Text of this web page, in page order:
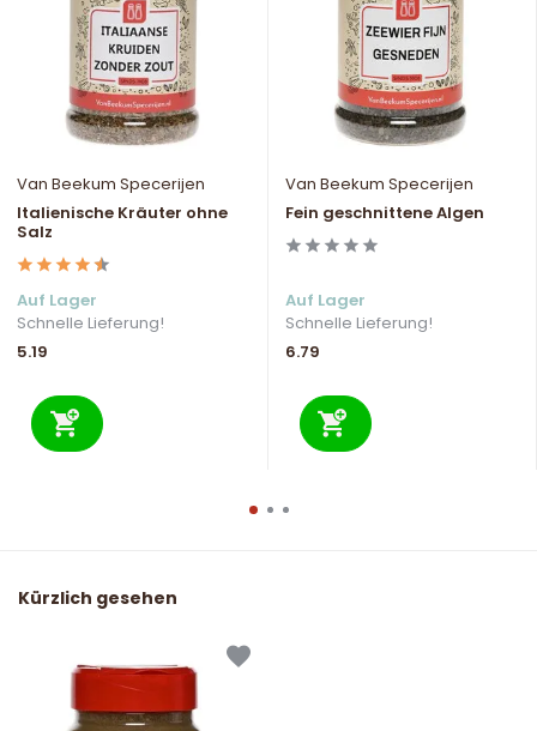
Van Beekum Specerijen
Italienische Kräuter ohne
Salz
Auf Lager
Schnelle Lieferung!
5.19
Van Beekum Specerijen
Fein geschnittene Algen
Auf Lager
Schnelle Lieferung!
6.79
Kürzlich gesehen